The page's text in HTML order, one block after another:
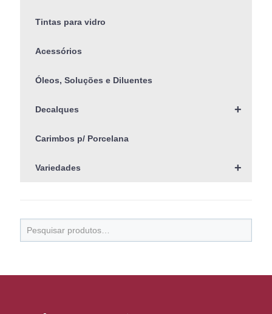
Tintas para vidro
Acessórios
Óleos, Soluções e Diluentes
+
Decalques
Carimbos p/ Porcelana
+
Variedades